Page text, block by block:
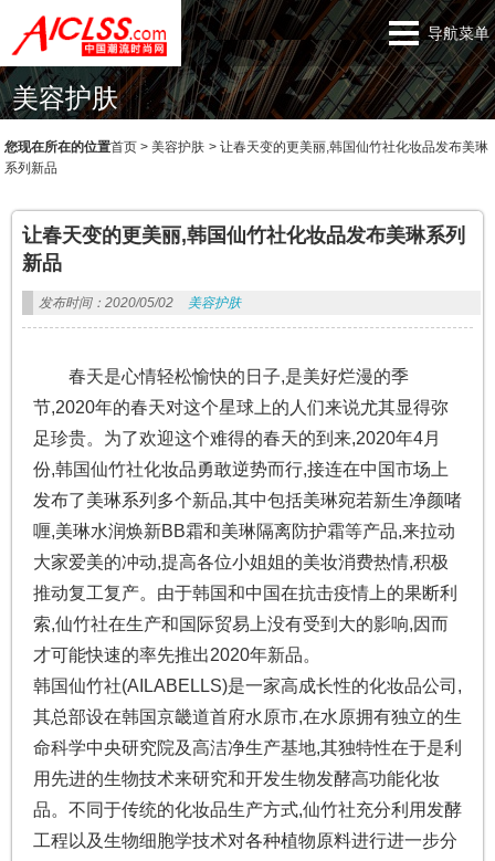
导航菜单
美容护肤
您现在所在的位置首页 >美容护肤 >让春天变的更美丽,韩国仙竹社化妆品发布美琳
系列新品
让春天变的更美丽,韩国仙竹社化妆品发布美琳系列
新品
发布时间：2020/05/02 美容护肤
春天是心情轻松愉快的日子,是美好烂漫的季
节,2020年的春天对这个星球上的人们来说尤其显得弥
足珍贵。为了欢迎这个难得的春天的到来,2020年4月
份,韩国仙竹社化妆品勇敢逆势而行,接连在中国市场上
发布了美琳系列多个新品,其中包括美琳宛若新生净颜啫
喱,美琳水润焕新BB霜和美琳隔离防护霜等产品,来拉动
大家爱美的冲动,提高各位小姐姐的美妆消费热情,积极
推动复工复产。由于韩国和中国在抗击疫情上的果断利
索,仙竹社在生产和国际贸易上没有受到大的影响,因而
才可能快速的率先推出2020年新品。
韩国仙竹社(AILABELLS)是一家高成长性的化妆品公司,
其总部设在韩国京畿道首府水原市,在水原拥有独立的生
命科学中央研究院及高洁净生产基地,其独特性在于是利
用先进的生物技术来研究和开发生物发酵高功能化妆
品。不同于传统的化妆品生产方式,仙竹社充分利用发酵
工程以及生物细胞学技术对各种植物原料进行进一步分